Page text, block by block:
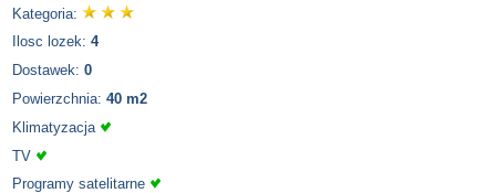
Kategoria:
Ilosc lozek: 4
Dostawek: 0
Powierzchnia: 40 m2
Klimatyzacja
TV
Programy satelitarne